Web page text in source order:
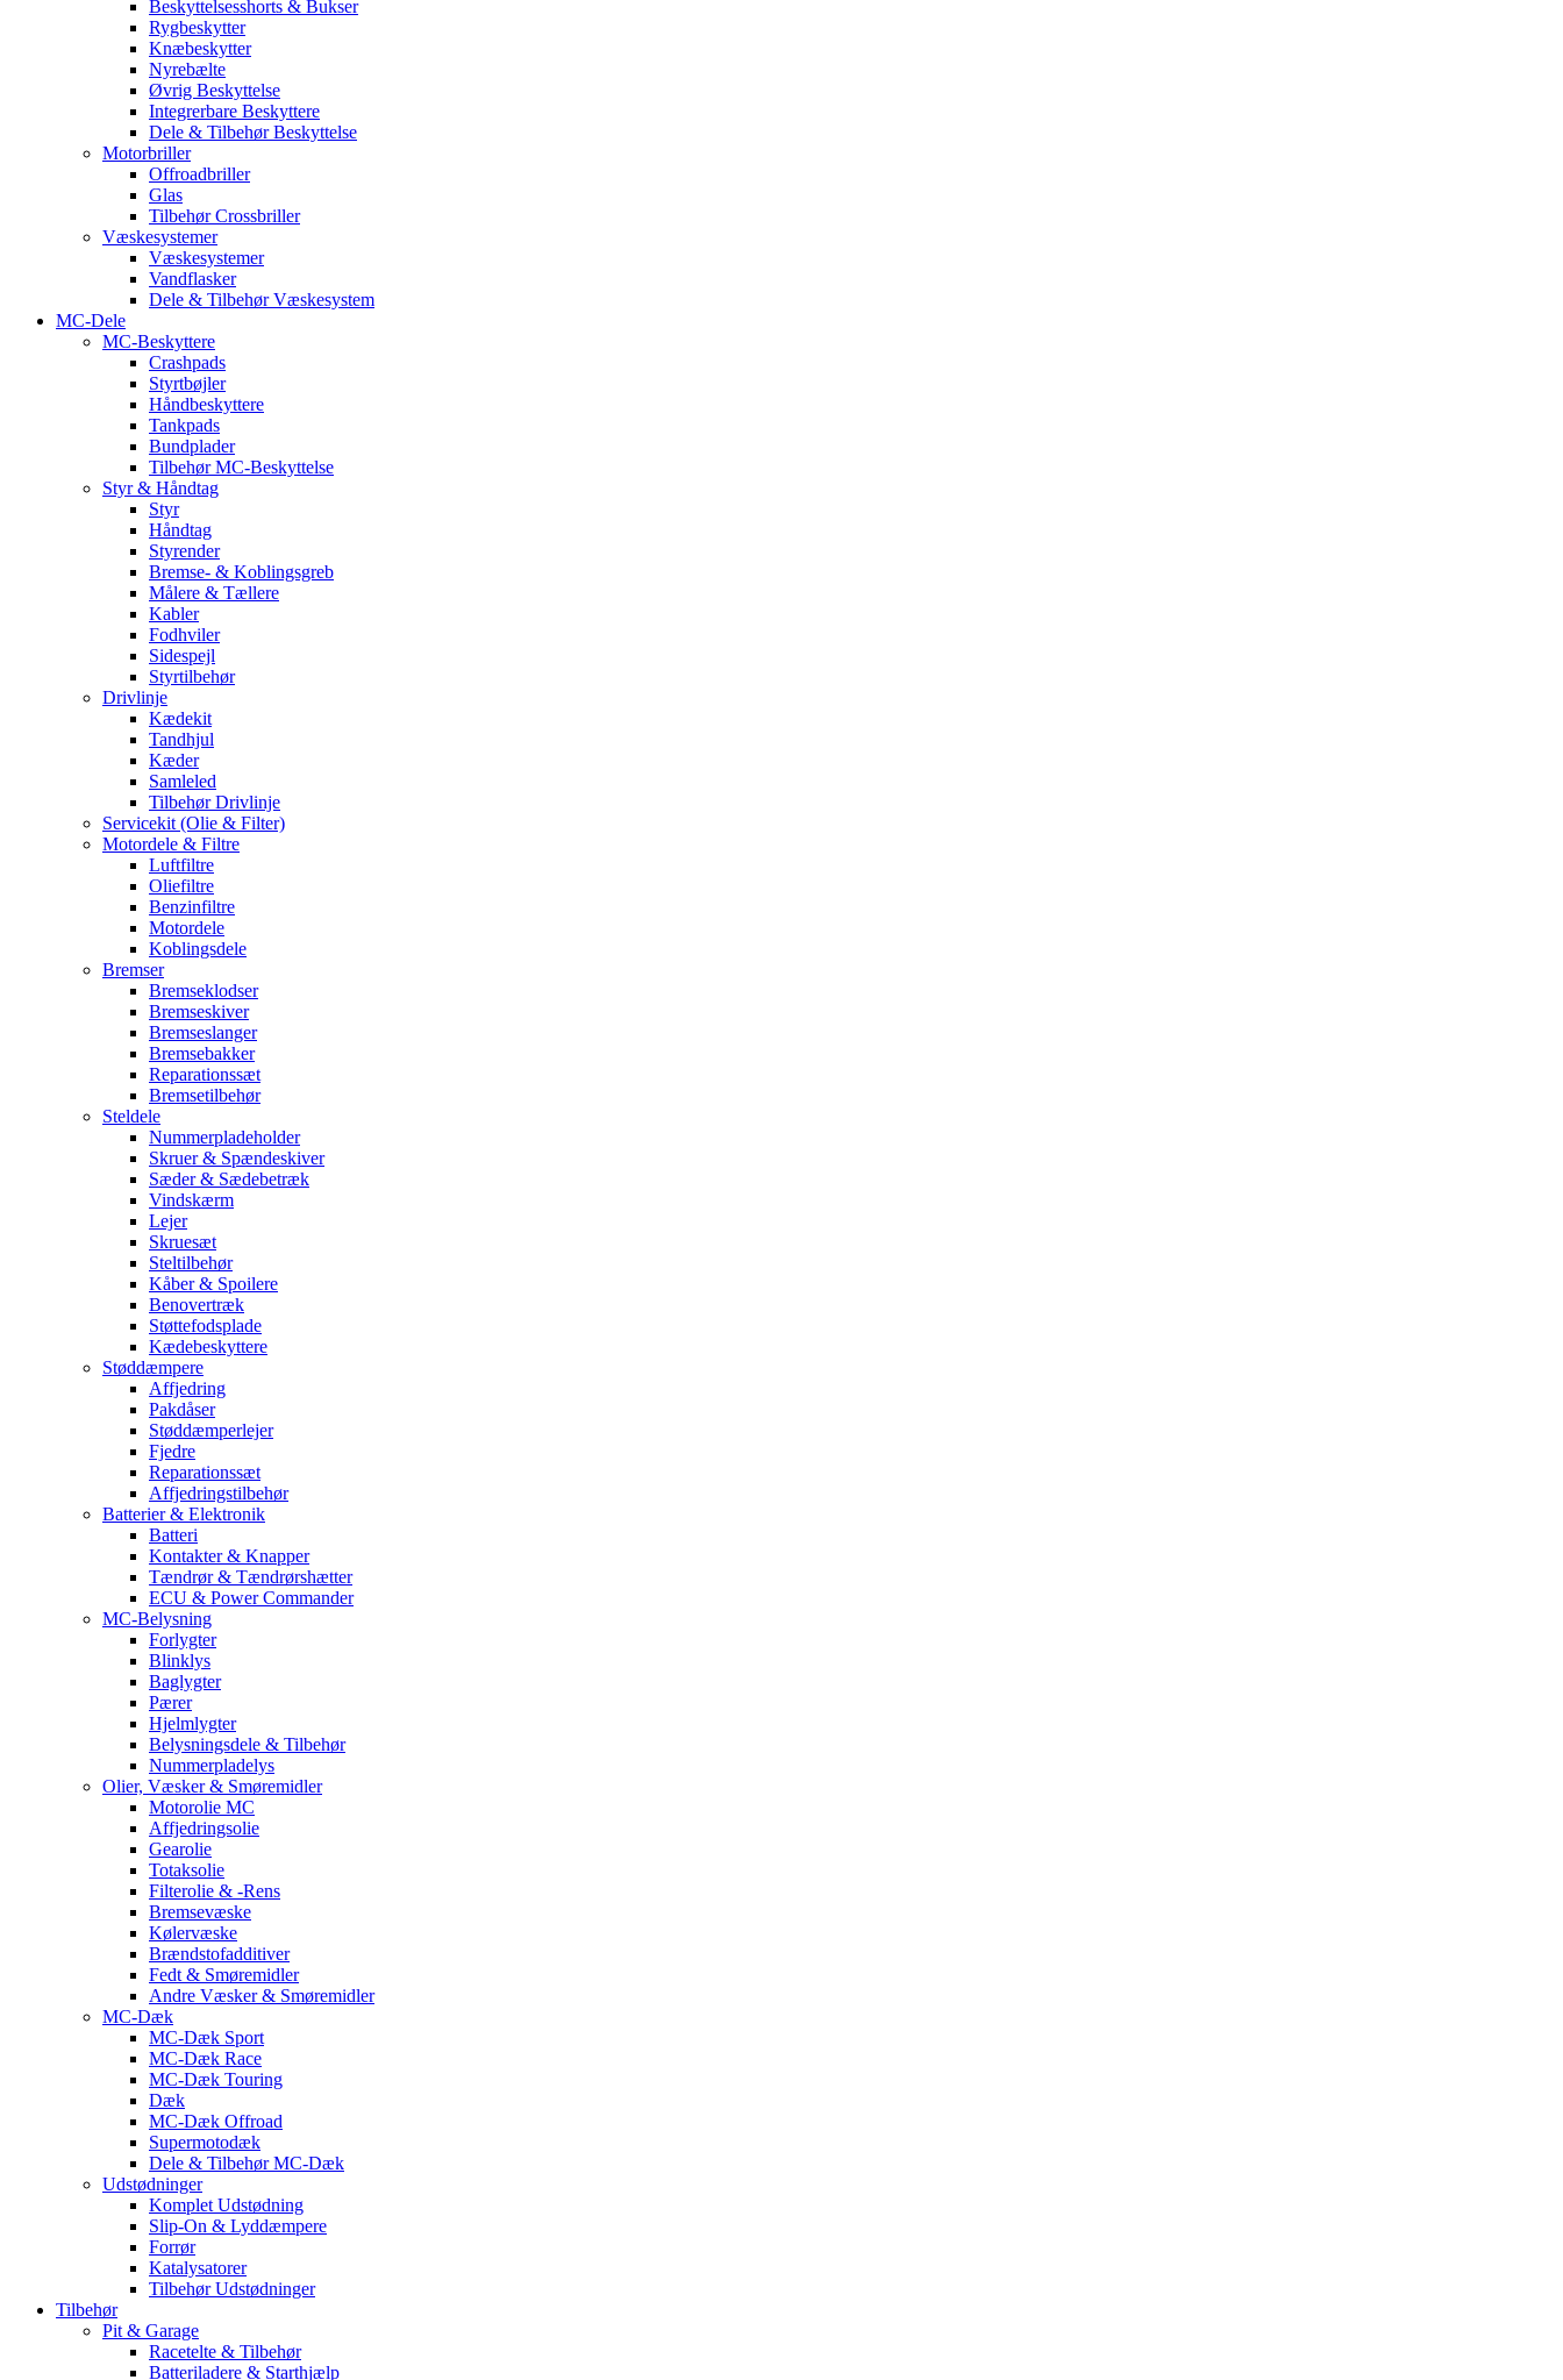
Beskyttelsesshorts & Bukser
Rygbeskytter
Knæbeskytter
Nyrebælte
Øvrig Beskyttelse
Integrerbare Beskyttere
Dele & Tilbehør Beskyttelse
Motorbriller
Offroadbriller
Glas
Tilbehør Crossbriller
Væskesystemer
Væskesystemer
Vandflasker
Dele & Tilbehør Væskesystem
MC-Dele
MC-Beskyttere
Crashpads
Styrtbøjler
Håndbeskyttere
Tankpads
Bundplader
Tilbehør MC-Beskyttelse
Styr & Håndtag
Styr
Håndtag
Styrender
Bremse- & Koblingsgreb
Målere & Tællere
Kabler
Fodhviler
Sidespejl
Styrtilbehør
Drivlinje
Kædekit
Tandhjul
Kæder
Samleled
Tilbehør Drivlinje
Servicekit (Olie & Filter)
Motordele & Filtre
Luftfiltre
Oliefiltre
Benzinfiltre
Motordele
Koblingsdele
Bremser
Bremseklodser
Bremseskiver
Bremseslanger
Bremsebakker
Reparationssæt
Bremsetilbehør
Steldele
Nummerpladeholder
Skruer & Spændeskiver
Sæder & Sædebetræk
Vindskærm
Lejer
Skruesæt
Steltilbehør
Kåber & Spoilere
Benovertræk
Støttefodsplade
Kædebeskyttere
Støddæmpere
Affjedring
Pakdåser
Støddæmperlejer
Fjedre
Reparationssæt
Affjedringstilbehør
Batterier & Elektronik
Batteri
Kontakter & Knapper
Tændrør & Tændrørshætter
ECU & Power Commander
MC-Belysning
Forlygter
Blinklys
Baglygter
Pærer
Hjelmlygter
Belysningsdele & Tilbehør
Nummerpladelys
Olier, Væsker & Smøremidler
Motorolie MC
Affjedringsolie
Gearolie
Totaksolie
Filterolie & -Rens
Bremsevæske
Kølervæske
Brændstofadditiver
Fedt & Smøremidler
Andre Væsker & Smøremidler
MC-Dæk
MC-Dæk Sport
MC-Dæk Race
MC-Dæk Touring
Dæk
MC-Dæk Offroad
Supermotodæk
Dele & Tilbehør MC-Dæk
Udstødninger
Komplet Udstødning
Slip-On & Lyddæmpere
Forrør
Katalysatorer
Tilbehør Udstødninger
Tilbehør
Pit & Garage
Racetelte & Tilbehør
Batteriladere & Starthjælp